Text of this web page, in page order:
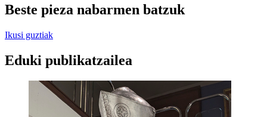
Beste pieza nabarmen batzuk
Ikusi guztiak
Eduki publikatzailea